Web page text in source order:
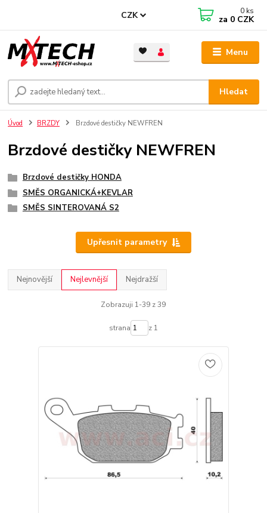
Menu
CZK
Hledat
0 ks
za 0 CZK
Úvod BRZDY Brzdové destičky NEWFREN
Brzdové destičky NEWFREN
Brzdové destičky HONDA
SMĚS ORGANICKÁ+KEVLAR
SMĚS SINTEROVANÁ S2
Upřesnit parametry
Nejnovější Nejlevnější Nejdražší
Zobrazuji 1-39 z 39
strana z 1